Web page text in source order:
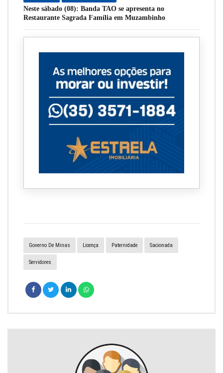
Neste sábado (08): Banda TAO se apresenta no
Restaurante Sagrada Família em Muzambinho
Governo De Minas Licença Paternidade Sacionada
Servidores